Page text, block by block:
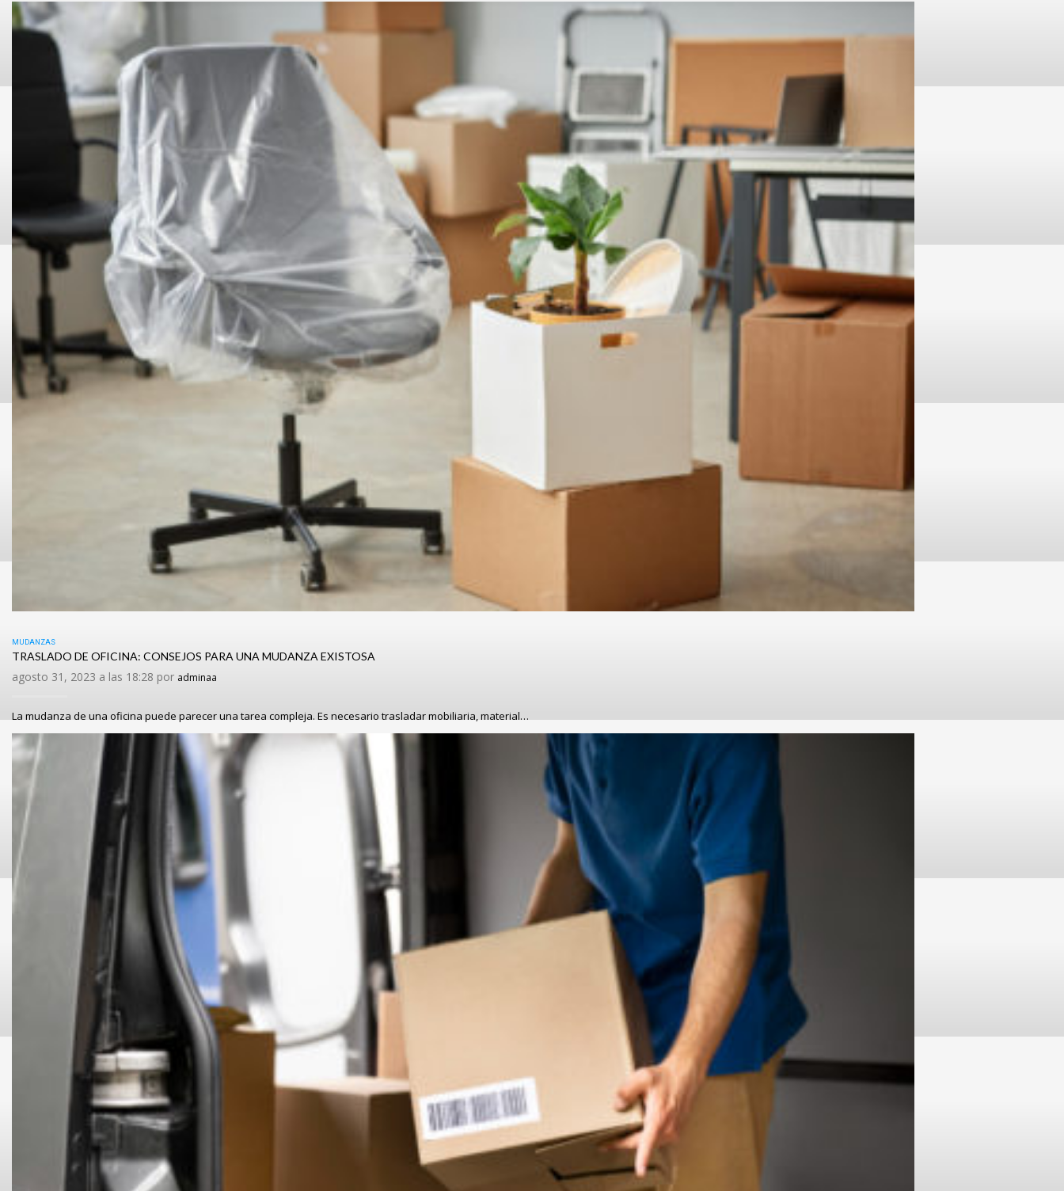
MUDANZAS
TRASLADO DE OFICINA: CONSEJOS PARA UNA MUDANZA EXISTOSA
agosto 31, 2023 a las 18:28 por adminaa
La mudanza de una oficina puede parecer una tarea compleja. Es necesario trasladar mobiliaria, material…